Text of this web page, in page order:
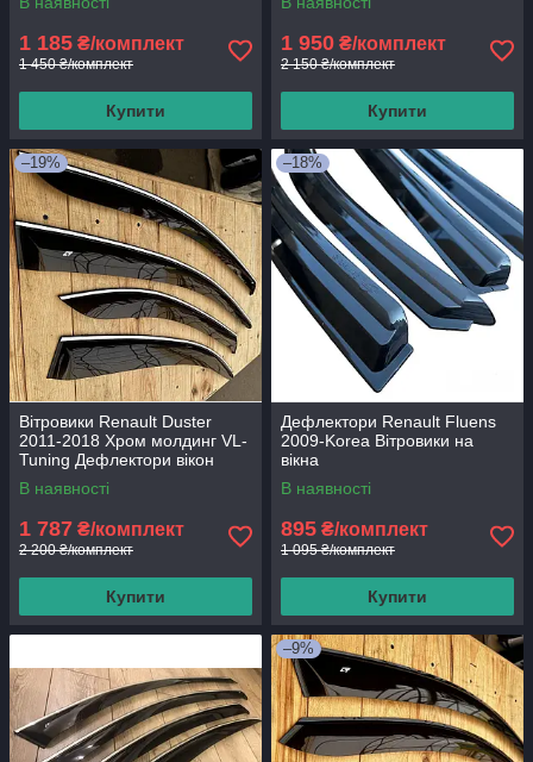
1 185 ₴/комплект
1 450 ₴/комплект
Купити
1 950 ₴/комплект
2 150 ₴/комплект
Купити
–19%
Вітровики Renault Duster
2011-2018 Хром молдинг VL-
Tuning Дефлектори вікон
В наявності
1 787 ₴/комплект
2 200 ₴/комплект
Купити
–18%
Дефлектори Renault Fluens
2009-Korea Вітровики на
вікна
В наявності
895 ₴/комплект
1 095 ₴/комплект
Купити
–9%